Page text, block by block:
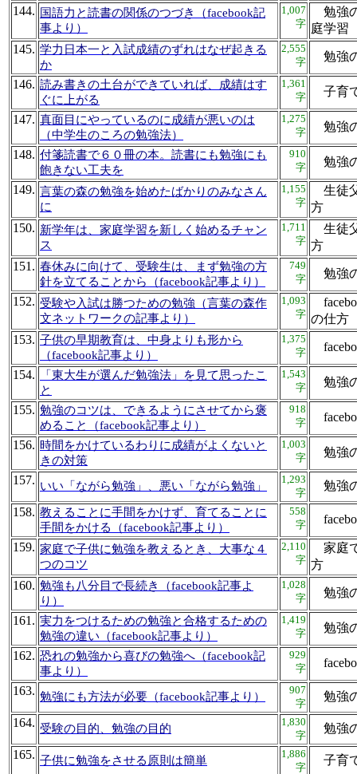
144.
国語力と読書の関係のつづき（facebook記
事より）
1,007
字
勉強
庭学
145. 学力日本一と入試成績のずれはなぜ起きる
か
2,555
字
勉
146. 読み書きの土台ができていれば、成績はす
ぐに上がる
1,361
字
子育
147. 真面目にやっているのに成績が悪いのは
（中学生のころの勉強法）
1,275
字
勉
148. 付箋読書で６０冊の本。読書にも勉強にも
飽きない工夫を
910
字
勉
149. 言葉の森の勉強を始めたばかりのみなさん
に
1,155
字
生徒
方
150. 新学年は、家庭学習を新しく始めるチャン
ス
1,711
字
生徒
方
151. 春休みに向けて、受験生は、まず勉強の方
針を立てることから（facebook記事より）
749
字
勉
152. 受験や入試は勝つための勉強（言葉の森作
文ネットワークの記事より）
1,093
字 の仕
153. 子供の早期教育は、中身よりも形から
（facebook記事より）
1,375
字
154.
「東大生が選んだ勉強法」を見て思ったこ
と
1,543
字
勉
155. 勉強のコツは、できるようにさせてから褒
めること（facebook記事より）
918
字
156. 時間をかけているわりに成績がよくないと
きの対策
1,003
字
勉
157. いい「ながら勉強」、悪い「ながら勉強」
1,293
字
勉強
158. 教えることに手間をかけず、育てることに
手間をかける（facebook記事より）
558
字
159. 家庭で子供に勉強を教えるとき、大事な４
つのコツ
2,110
字
家庭
方
160. 勉強も八分目で長続き（facebook記事よ
り）
1,028
字
勉強
161. 実力をつけるための勉強と合格するための
勉強の違い（facebook記事より）
1,419
字
勉強
162. 恐れの勉強から喜びの勉強へ（facebook記
事より）
929
字
163. 勉強にも方法が必要（facebook記事より）
907
字
勉強
164. 受験の目的、勉強の目的
1,830
字
勉強
165. 子供に勉強をさせる原則は簡単
1,886
字
子育